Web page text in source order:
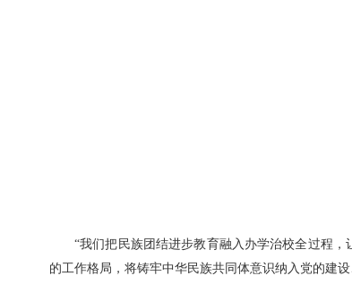
“我们把民族团结进步教育融入办学治校全过程
的工作格局，将铸牢中华民族共同体意识纳入党的建